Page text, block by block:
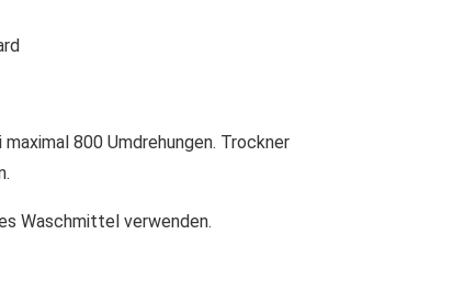
maximal 800 Umdrehungen. Trockner
Waschmittel verwenden.